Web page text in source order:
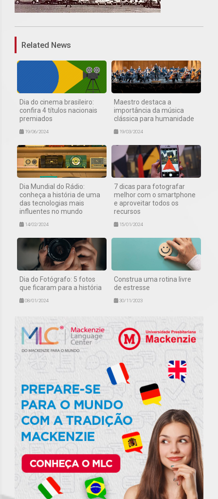
1
Related News
Dia do cinema brasileiro:
confira 4 títulos nacionais
premiados
19/06/2024
Maestro destaca a
importância da música
clássica para humanidade
19/03/2024
Dia Mundial do Rádio:
conheça a história de uma
das tecnologias mais
influentes no mundo
14/02/2024
7 dicas para fotografar
melhor com o smartphone
e aproveitar todos os
recursos
15/01/2024
Dia do Fotógrafo: 5 fotos
que ficaram para a história
08/01/2024
Construa uma rotina livre
de estresse
30/11/2023